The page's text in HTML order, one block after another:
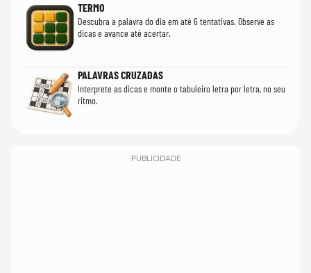
TERMO
Descubra a palavra do dia em até 6 tentativas. Observe as
dicas e avance até acertar.
PALAVRAS CRUZADAS
Interprete as dicas e monte o tabuleiro letra por letra, no seu
ritmo.
PUBLICIDADE